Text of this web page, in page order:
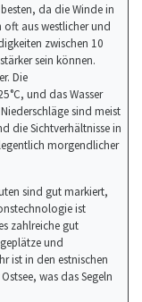
da die Winde in
oft aus westlicher und
zwischen 10
sein können.
Die
und das Wasser
sind meist
die Sichtverhältnisse in
morgendlicher
sind gut markiert,
ist
zahlreiche gut
und
ist in den estnischen
was das Segeln